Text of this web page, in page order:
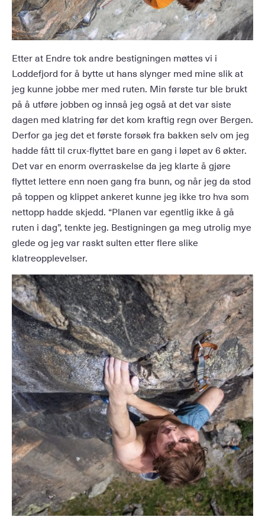
Etter at Endre tok andre bestigningen møttes vi i
Loddefjord for å bytte ut hans slynger med mine slik at
jeg kunne jobbe mer med ruten. Min første tur ble brukt
på å utføre jobben og innså jeg også at det var siste
dagen med klatring før det kom kraftig regn over Bergen.
Derfor ga jeg det et første forsøk fra bakken selv om jeg
hadde fått til crux-flyttet bare en gang i løpet av 6 økter.
Det var en enorm overraskelse da jeg klarte å gjøre
flyttet lettere enn noen gang fra bunn, og når jeg da stod
på toppen og klippet ankeret kunne jeg ikke tro hva som
nettopp hadde skjedd. “Planen var egentlig ikke å gå
ruten i dag”, tenkte jeg. Bestigningen ga meg utrolig mye
glede og jeg var raskt sulten etter flere slike
klatreopplevelser.